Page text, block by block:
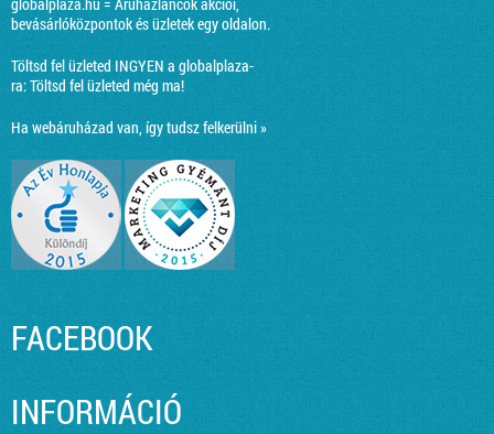
bevásárlóközpontok és üzletek egy oldalon.
Töltsd fel üzleted INGYEN a globalplaza-
ra:Töltsd fel üzleted még ma!
Ha webáruházad van, így tudsz felkerülni »
FACEBOOK
INFORMÁCIÓ